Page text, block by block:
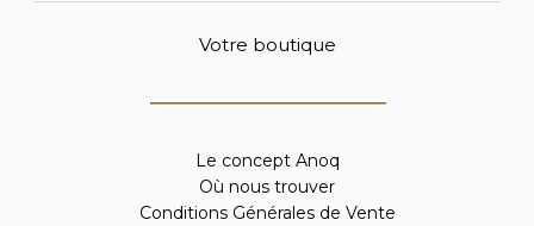
Votre boutique
Le concept Anoq
Où nous trouver
Conditions Générales de Vente